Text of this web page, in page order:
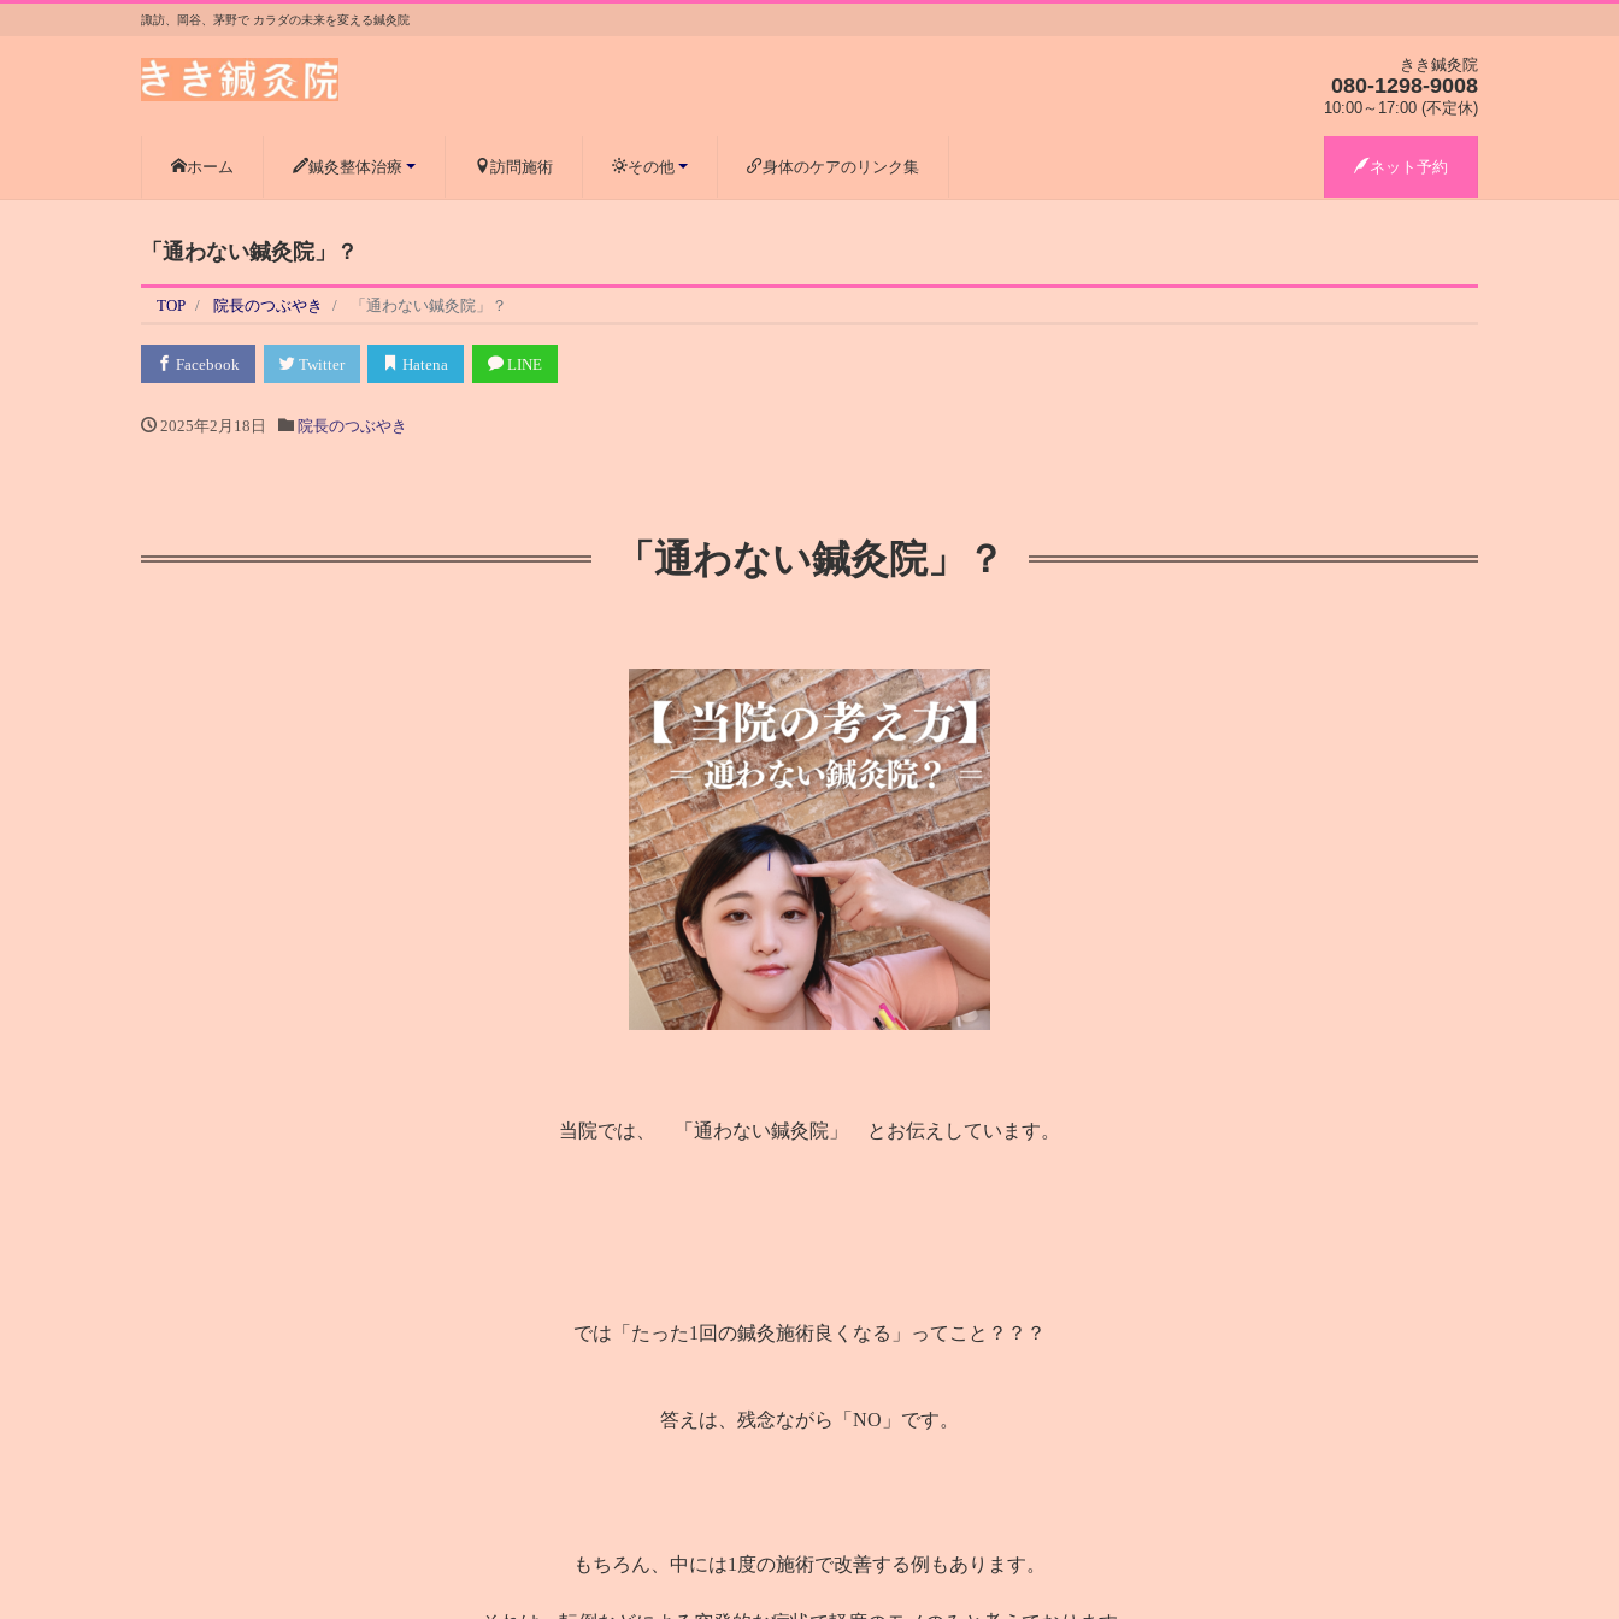
諏訪、岡谷、茅野で カラダの未来を変える鍼灸院
きき鍼灸院
080-1298-9008
10:00～17:00 (不定休)
ホーム 鍼灸整体治療 訪問施術 その他 身体のケアのリンク集 ネット予約
「通わない鍼灸院」？
TOP 院長のつぶやき 「通わない鍼灸院」？
Facebook Twitter Hatena LINE
2025年2月18日 院長のつぶやき
「通わない鍼灸院」？
当院では、 「通わない鍼灸院」 とお伝えしています。
では「たった1回の鍼灸施術良くなる」ってこと？？？
答えは、残念ながら「NO」です。
もちろん、中には1度の施術で改善する例もあります。